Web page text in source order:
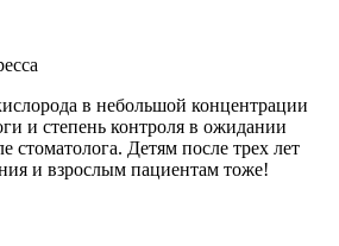
в небольшой концентрации
и степень контроля в ожидании
стоматолога. Детям после трех лет
и взрослым пациентам тоже!​